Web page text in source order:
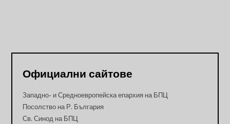
Официални сайтове
Западно- и Средноевропейска епархия на БПЦ
Посолство на Р. България
Св. Синод на БПЦ